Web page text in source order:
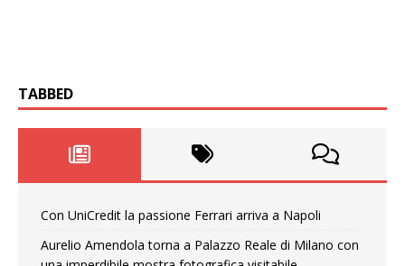
TABBED
Con UniCredit la passione Ferrari arriva a Napoli
Aurelio Amendola torna a Palazzo Reale di Milano con